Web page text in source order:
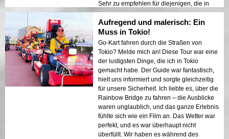
Sehr zu empfehlen für diejenigen, die in
Tokio etwas Aufregendes und anderes
erleben möchten!
Aufregend und malerisch: Ein
Muss in Tokio!
Go-Kart fahren durch die Straßen von
Tokio? Melde mich an! Diese Tour war eine
der lustigsten Dinge, die ich in Tokio
gemacht habe. Der Guide war fantastisch,
hielt uns informiert und sorgte gleichzeitig
für unsere Sicherheit. Ich liebte es, über die
Rainbow Bridge zu fahren – die Ausblicke
waren unglaublich, und das ganze Erlebnis
fühlte sich wie ein Film an. Das Wetter war
perfekt, und es war überhaupt nicht
überfüllt. Wir haben es während des